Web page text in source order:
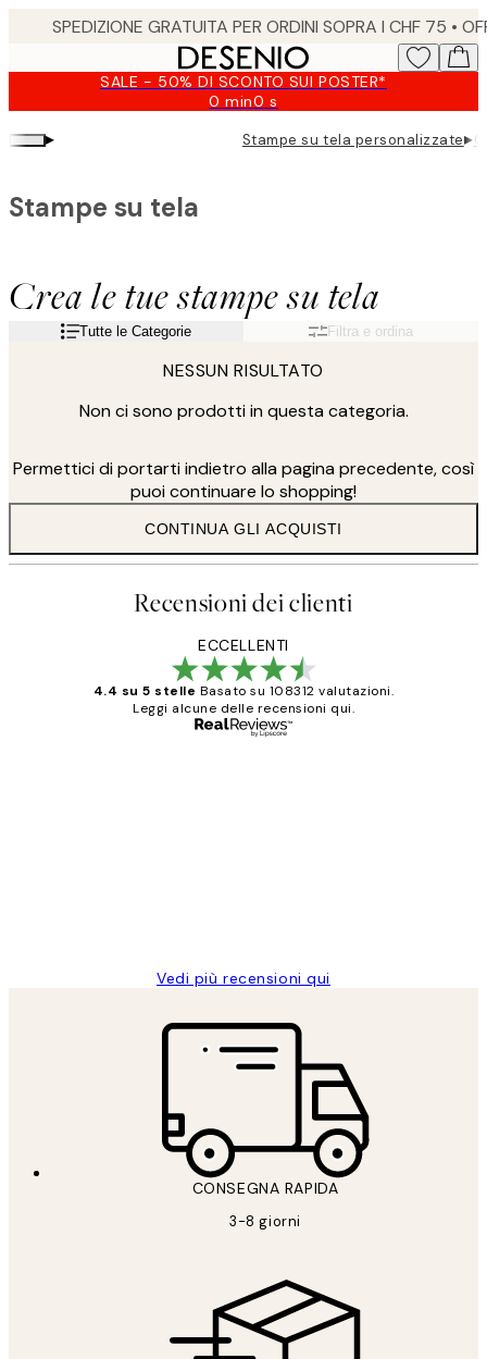
SALE - 50% DI SCONTO SUI POSTER*
0 min0 s
Valido
fino
a:
▸ Stampe su tela personalizzate▸
Crea le tue stampe su tela
Stampe su tela
Tutte le Categorie Filtra e ordina
NESSUN RISULTATO
Non ci sono prodotti in questa categoria.
Permettici di portarti indietro alla pagina precedente, così
puoi continuare lo shopping!
CONTINUA GLI ACQUISTI
Recensioni dei clienti
ECCELLENTI
4.4 su 5 stelle Basato su 108312 valutazioni.
Leggi alcune delle recensioni qui.
Vedi più recensioni qui
CONSEGNA RAPIDA
3-8 giorni